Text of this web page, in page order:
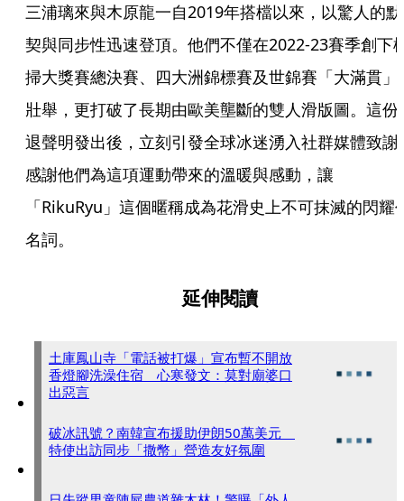
三浦璃來與木原龍一自2019年搭檔以來，以驚人的默
契與同步性迅速登頂。他們不僅在2022-23賽季創下
掃大獎賽總決賽、四大洲錦標賽及世錦賽「大滿貫」
壯舉，更打破了長期由歐美壟斷的雙人滑版圖。這份
退聲明發出後，立刻引發全球冰迷湧入社群媒體致謝
感謝他們為這項運動帶來的溫暖與感動，讓
「RikuRyu」這個暱稱成為花滑史上不可抹滅的閃耀
名詞。
延伸閱讀
土庫鳳山寺「電話被打爆」宣布暫不開放
香燈腳洗澡住宿 心寒發文：莫對廟婆口
出惡言
破冰訊號？南韓宣布援助伊朗50萬美元
特使出訪同步「撒幣」營造友好氛圍